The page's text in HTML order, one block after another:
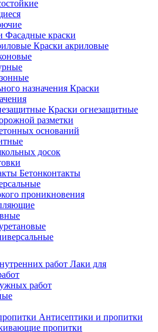
Фасадные краски
Краски акриловые
Краски
Краски огнезащитные
разметки
оснований
досок
Бетонконтакты
проникновения
Лаки для
работ
Антисептики и пропитки